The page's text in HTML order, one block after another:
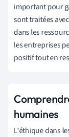
important pour
sont traitées
dans les
les entreprises
positif tout en
humaines
L'éthique dans